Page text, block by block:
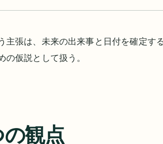
主張は、未来の出来事と日付を確定す
仮説として扱う。
観点